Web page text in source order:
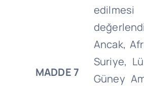
MADDE 7
Ancak,
Suriye,
Güney